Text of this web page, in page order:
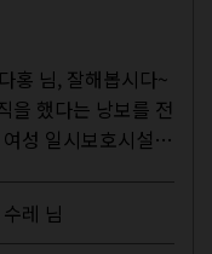
홍 님, 잘해봅시다~
을 했다는 낭보를 전
성 일시보호시설에
에요, 이렇게 인사
레 님